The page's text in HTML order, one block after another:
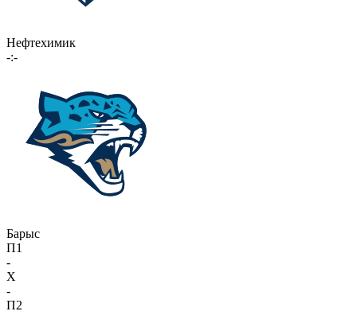
Нефтехимик
-:-
Барыс
П1
-
X
-
П2